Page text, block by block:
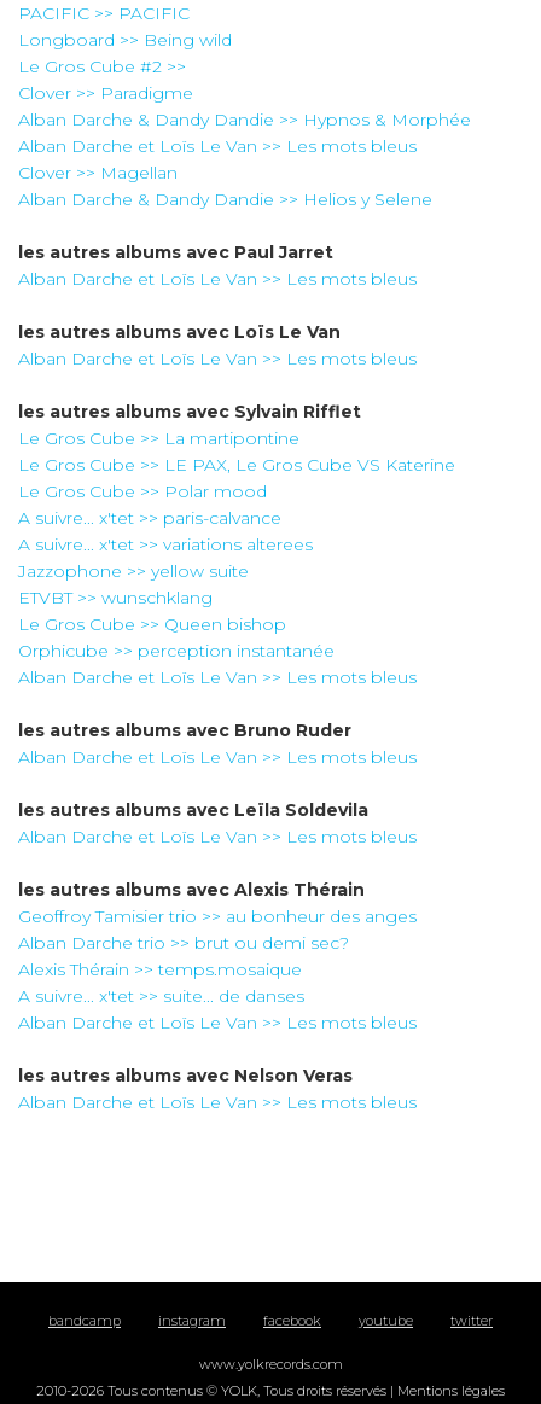
PACIFIC >> PACIFIC
Longboard >> Being wild
Le Gros Cube #2 >>
Clover >> Paradigme
Alban Darche & Dandy Dandie >> Hypnos & Morphée
Alban Darche et Loïs Le Van >> Les mots bleus
Clover >> Magellan
Alban Darche & Dandy Dandie >> Helios y Selene
les autres albums avec Paul Jarret
Alban Darche et Loïs Le Van >> Les mots bleus
les autres albums avec Loïs Le Van
Alban Darche et Loïs Le Van >> Les mots bleus
les autres albums avec Sylvain Rifflet
Le Gros Cube >> La martipontine
Le Gros Cube >> LE PAX, Le Gros Cube VS Katerine
Le Gros Cube >> Polar mood
A suivre... x'tet >> paris-calvance
A suivre... x'tet >> variations alterees
Jazzophone >> yellow suite
ETVBT >> wunschklang
Le Gros Cube >> Queen bishop
Orphicube >> perception instantanée
Alban Darche et Loïs Le Van >> Les mots bleus
les autres albums avec Bruno Ruder
Alban Darche et Loïs Le Van >> Les mots bleus
les autres albums avec Leïla Soldevila
Alban Darche et Loïs Le Van >> Les mots bleus
les autres albums avec Alexis Thérain
Geoffroy Tamisier trio >> au bonheur des anges
Alban Darche trio >> brut ou demi sec?
Alexis Thérain >> temps.mosaique
A suivre... x'tet >> suite... de danses
Alban Darche et Loïs Le Van >> Les mots bleus
les autres albums avec Nelson Veras
Alban Darche et Loïs Le Van >> Les mots bleus
bandcamp instagram facebook youtube twitter
www.yolkrecords.com
2010-2026 Tous contenus © YOLK, Tous droits réservés | Mentions légales